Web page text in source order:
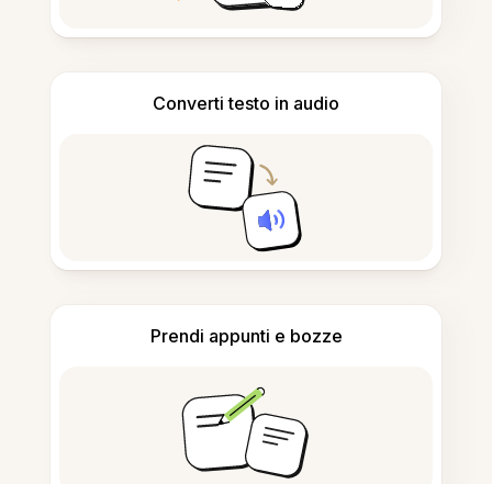
Converti testo in audio
Prendi appunti e bozze